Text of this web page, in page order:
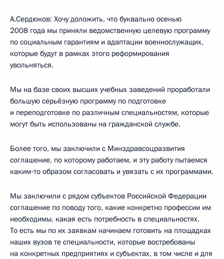
А.Сердюков: Хочу доложить, что буквально осенью
2008 года мы приняли ведомственную целевую программу
по социальным гарантиям и адаптации военнослужащих,
которые будут в рамках этого реформирования
увольняться.
Мы на базе своих высших учебных заведений проработали
большую серьёзную программу по подготовке
и переподготовке по различным специальностям, которые
могут быть использованы на гражданской службе.
Более того, мы заключили с Минздравсоцразвития
соглашение, по которому работаем, и эту работу пытаемся
каким‑то образом согласовать и увязать с их программами.
Мы заключили с рядом субъектов Российской Федерации
соглашение по поводу того, какие конкретно профессии им
необходимы, какая есть потребность в специальностях.
То есть мы по их заявкам начинаем готовить на площадках
наших вузов те специальности, которые востребованы
на конкретных предприятиях и субъектах, в том числе и для